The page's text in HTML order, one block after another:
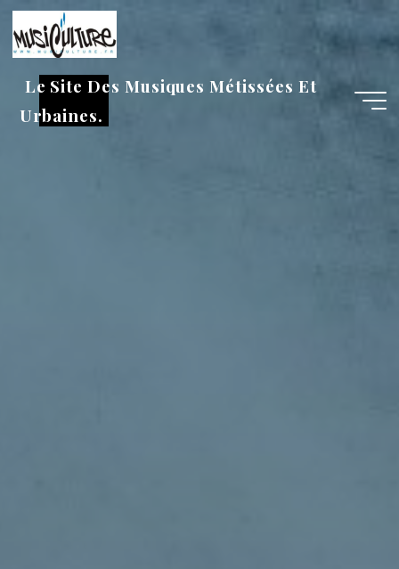
Aller
au
contenu
Le Site Des Musiques Métissées Et
Urbaines.